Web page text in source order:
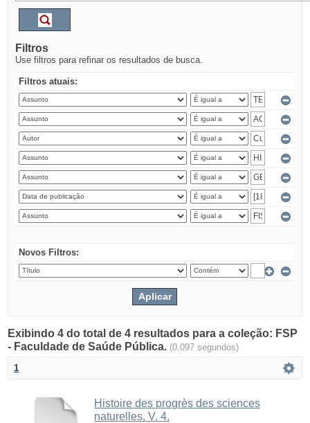
Filtros
Use filtros para refinar os resultados de busca.
Filtros atuais:
Novos Filtros:
Exibindo 4 do total de 4 resultados para a coleção: FSP
- Faculdade de Saúde Pública. (0.097 segundos)
1
Histoire des progrès des sciences
naturelles. V. 4.